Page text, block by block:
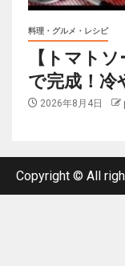
料理・グルメ・レシピ
【トマト
で完成！冷
2026年8月4日
Copyright © All